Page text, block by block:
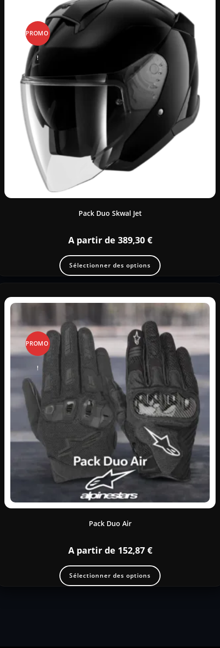
PROMO
!
Pack Duo Skwal Jet
A partir de 389,30 €
Sélectionner des options
PROMO
!
Pack Duo Air
A partir de 152,87 €
Sélectionner des options